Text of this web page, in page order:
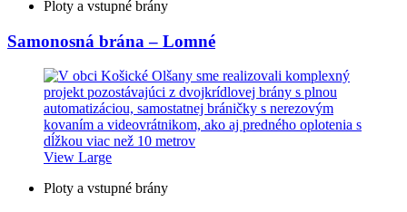
Ploty a vstupné brány
Samonosná brána – Lomné
View Large
Ploty a vstupné brány